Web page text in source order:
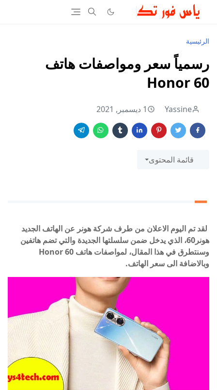
الرئيسية
رسمياً سعر ومواصفات هاتف
Honor 60
Yassine 1 ديسمبر, 2021
قائمة المحتوى
لقد تم اليوم الاعلان من طرف شركة هونر عن الهاتف الجديد
هونر60، الذي يدخل ضمن سلسلتها الجديدة والتي تضم هاتفين
وسنتطرق في هذا المقال، لمواصفات هاتف Honor 60
وبالاضافة الى سعر الهاتف.